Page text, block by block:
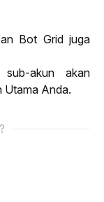
Bot Grid juga
akun akan
Utama Anda.